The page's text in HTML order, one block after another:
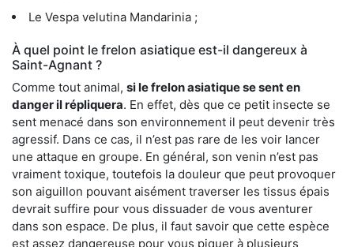
Le Vespa velutina Mandarinia ;
À quel point le frelon asiatique est-il dangereux à
Saint-Agnant ?
Comme tout animal, si le frelon asiatique se sent en
danger il répliquera. En effet, dès que ce petit insecte se
sent menacé dans son environnement il peut devenir très
agressif. Dans ce cas, il n’est pas rare de les voir lancer
une attaque en groupe. En général, son venin n’est pas
vraiment toxique, toutefois la douleur que peut provoquer
son aiguillon pouvant aisément traverser les tissus épais
devrait suffire pour vous dissuader de vous aventurer
dans son espace. De plus, il faut savoir que cette espèce
est assez dangereuse pour vous piquer à plusieurs